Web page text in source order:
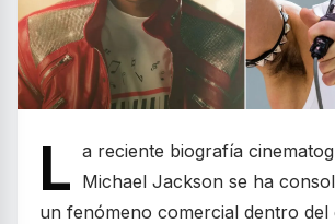
L a reciente biografía
Michael Jackson se ha
un fenómeno comercial dentro del